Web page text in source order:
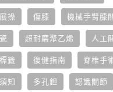
操 傷膝 機械手臂膝
超耐磨聚乙烯 人工
籤 復健指南 脊椎手
知 多孔鉭 認識關節